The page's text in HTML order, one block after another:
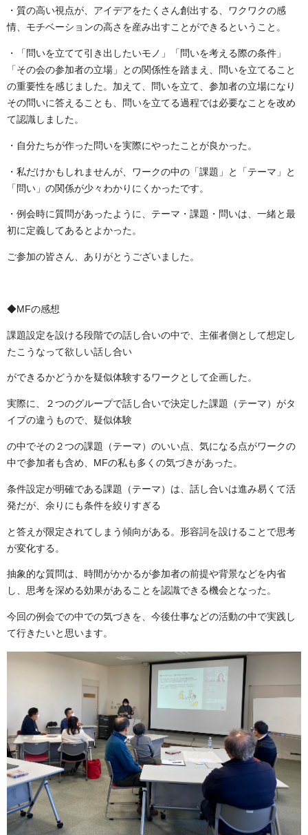
・質の高い視点が、アイデアをたくさん創出する、ワクワクの感
情、モチベーションの高さを産み出すことができるということ。
・「問いを立てて引き出したいモノ」「問いを考える際の条件」
「その会の参加者の立場」との関係性を踏まえ、問いを立てること
の重要性を感じました。加えて、問いを立て、参加者の立場になり
その問いに答えることも、問いを立てる過程では必要なことを改め
て認識しました。
・自分たちが作った問いを実際にやったことが良かった。
・私だけかもしれませんが、ワークの中の「課題」と「テーマ」と
「問い」の関係が少々わかりにくかったです。
・例会時に質問があったように、テーマ・課題・問いは、一緒と最
初に定義してあるとよかった。
ご参加の皆さん、ありがとうございました。
◆MFの感想
課題設定を設ける段階での話し合いの中で、主催者側として想定し
たこうなって欲しい話し合い
ができるかどうかを疑似体験するワークとして企画した。
実際に、２つのグループで話し合いで決定した課題（テーマ）がタ
イプの違うもので、疑似体験
の中でその２つの課題（テーマ）のいい点、気になる点がワークの
中で参加者も含め、
MFの私も多くの気づきがあった。
条件設定が明確である課題（テーマ）は、話し合いは進み易くて活
発だが、余りにも条件を絞りすぎる
と答えが限定されてしまう傾向がある。形容詞を設けることで思考
が変化する。
抽象的な質問は、時間がかかるが参加者の前提や背景などを内省
し、思考を深める効果があることを認識できる機会となった。
今回の例会での中での気づきを、今後仕事などの活動の中で実践し
て行きたいと思います。